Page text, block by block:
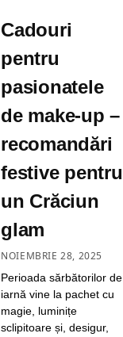
Cadouri
pentru
pasionatele
de make-up –
recomandări
festive pentru
un Crăciun
glam
NOIEMBRIE 28, 2025
Perioada sărbătorilor de
iarnă vine la pachet cu
magie, luminițe
sclipitoare și, desigur,